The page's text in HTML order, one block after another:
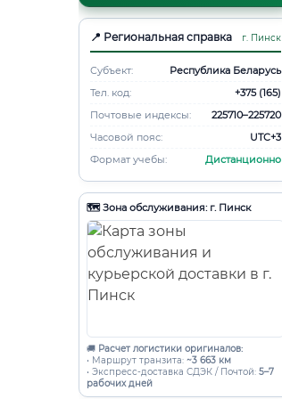
📍 Региональная справка г. Пинск
Субъект:
Республика Беларусь
Тел. код:
+375 (165)
Почтовые индексы:
225710–225720
Часовой пояс:
UTC+3
Формат учебы:
Дистанционно
🗺️ Зона обслуживания: г. Пинск
🚚 Расчет логистики оригиналов:
• Маршрут транзита: ~3 663 км
• Экспресс-доставка СДЭК / Почтой: 5–7
рабочих дней